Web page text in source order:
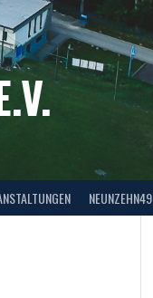
NEUNZEHN49